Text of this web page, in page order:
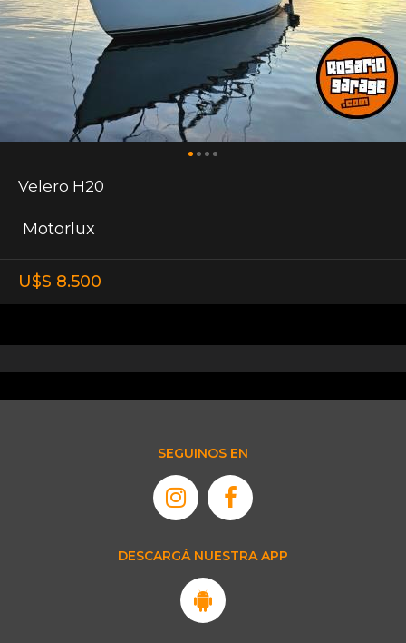
Velero H20
Motorlux
U$S 8.500
SEGUINOS EN
DESCARGÁ NUESTRA APP